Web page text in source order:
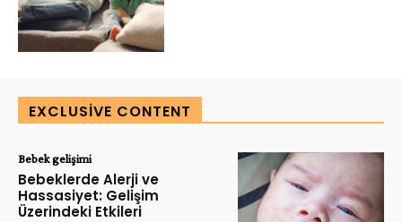
EXCLUSIVE CONTENT
Bebek gelişimi
Bebeklerde Alerji ve
Hassasiyet: Gelişim
Üzerindeki Etkileri